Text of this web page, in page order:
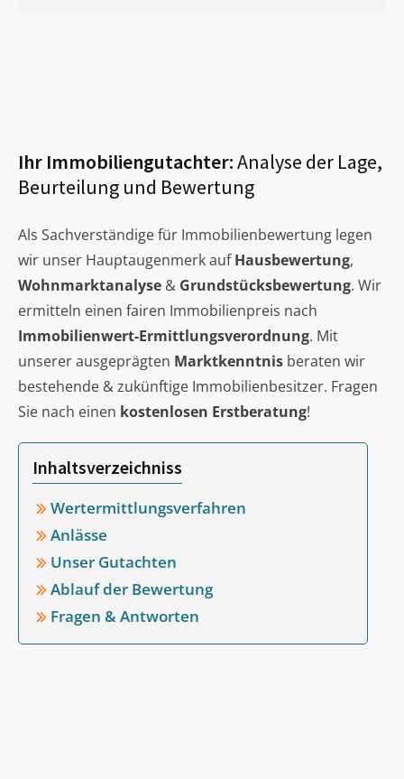
Ihr Immobiliengutachter:Analyse der Lage,
Beurteilung und Bewertung
Als Sachverständige für Immobilienbewertung legen
wir unser Hauptaugenmerk aufHausbewertung,
Wohnmarktanalyse & Grundstücksbewertung. Wir
ermitteln einen fairen Immobilienpreis nach
Immobilienwert-Ermittlungsverordnung. Mit
unserer ausgeprägten Marktkenntnis beraten wir
bestehende & zukünftige Immobilienbesitzer. Fragen
Sie nach einen kostenlosen Erstberatung!
Inhaltsverzeichniss
Wertermittlungsverfahren
Anlässe
Unser Gutachten
Ablauf der Bewertung
Fragen & Antworten